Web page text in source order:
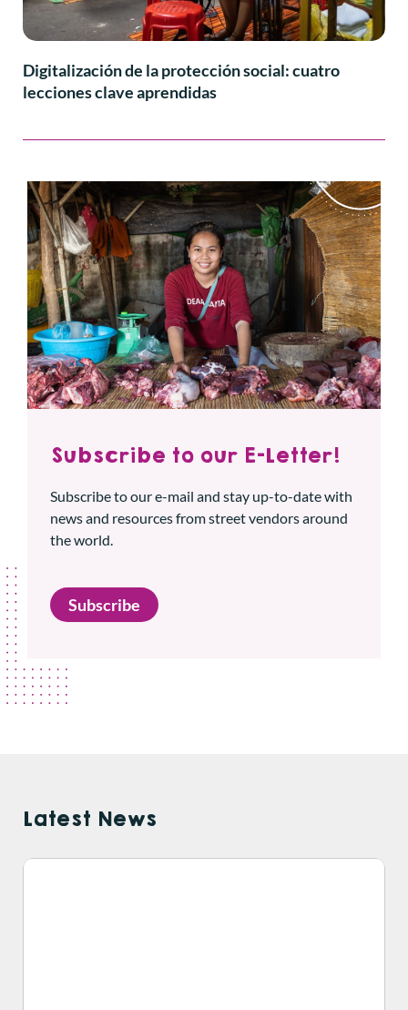
Digitalización de la protección social: cuatro
lecciones clave aprendidas
Subscribe to our E-Letter!
Subscribe to our e-mail and stay up-to-date with
news and resources from street vendors around
the world.
Subscribe
Latest News